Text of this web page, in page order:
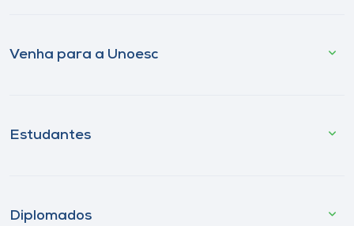
Venha para a Unoesc
Estudantes
Diplomados